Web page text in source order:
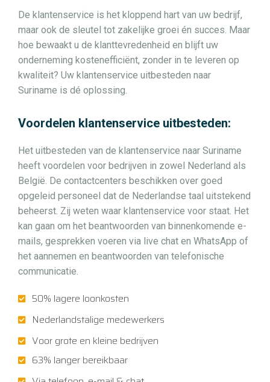
De klantenservice is het kloppend hart van uw bedrijf,
maar ook de sleutel tot zakelijke groei én succes. Maar
hoe bewaakt u de klanttevredenheid en blijft uw
onderneming kostenefficiënt, zonder in te leveren op
kwaliteit? Uw klantenservice uitbesteden naar
Suriname is dé oplossing.
Voordelen klantenservice uitbesteden:
Het uitbesteden van de klantenservice naar Suriname
heeft voordelen voor bedrijven in zowel Nederland als
België. De contactcenters beschikken over goed
opgeleid personeel dat de Nederlandse taal uitstekend
beheerst. Zij weten waar klantenservice voor staat. Het
kan gaan om het beantwoorden van binnenkomende e-
mails, gesprekken voeren via live chat en WhatsApp of
het aannemen en beantwoorden van telefonische
communicatie.
50% lagere loonkosten
Nederlandstalige medewerkers
Voor grote en kleine bedrijven
63% langer bereikbaar